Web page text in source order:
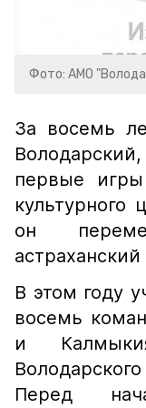
Фото: АМО
За восемь
первые игры
культурного
он
В этом году
восемь
и
Перед